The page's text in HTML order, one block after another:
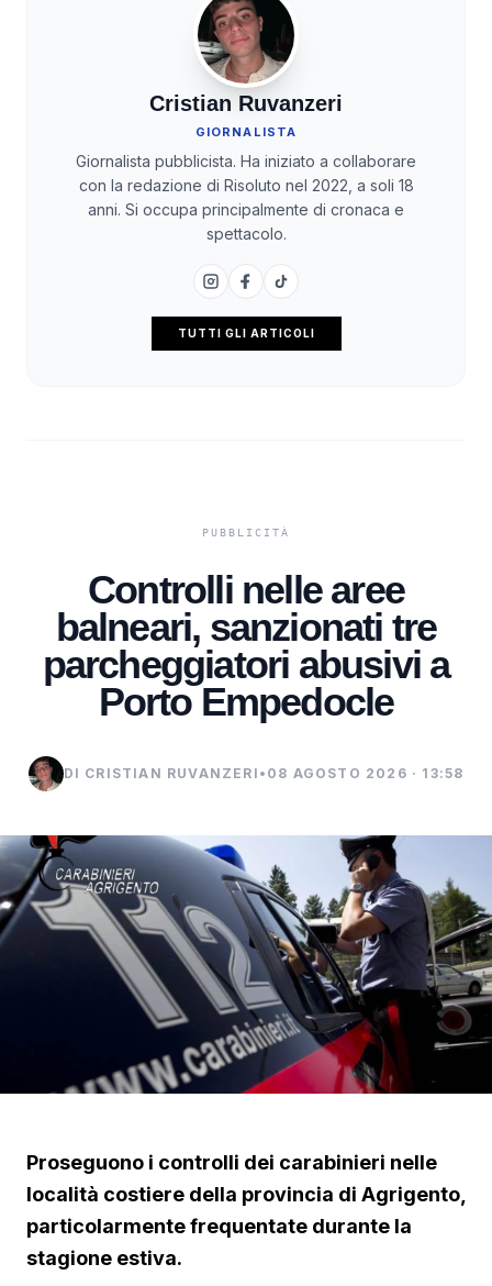
Cristian Ruvanzeri
GIORNALISTA
Giornalista pubblicista. Ha iniziato a collaborare
con la redazione di Risoluto nel 2022, a soli 18
anni. Si occupa principalmente di cronaca e
spettacolo.
TUTTI GLI ARTICOLI
Controlli nelle aree
balneari, sanzionati tre
parcheggiatori abusivi a
Porto Empedocle
DI CRISTIAN RUVANZERI • 08 AGOSTO 2026 · 13:58
Proseguono i controlli dei carabinieri nelle
località costiere della provincia di Agrigento,
particolarmente frequentate durante la
stagione estiva.